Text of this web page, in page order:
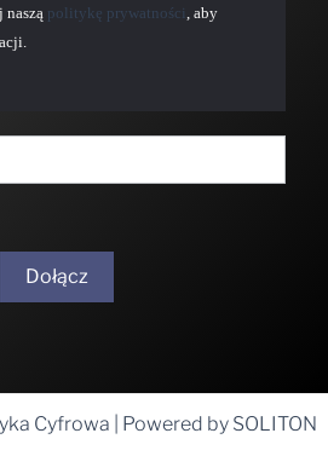
naszą politykę prywatności, aby
Dołącz
Cyfrowa | Powered by SOLITON